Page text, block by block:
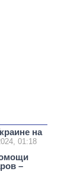
на
01:18
–